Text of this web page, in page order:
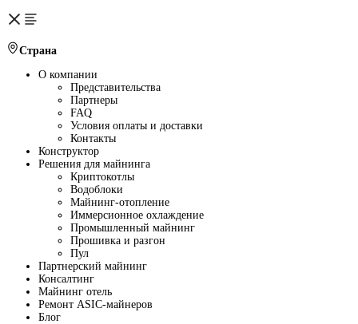
Страна
О компании
Представительства
Партнеры
FAQ
Условия оплаты и доставки
Контакты
Конструктор
Решения для майнинга
Криптокотлы
Водоблоки
Майнинг-отопление
Иммерсионное охлаждение
Промышленный майнинг
Прошивка и разгон
Пул
Партнерский майнинг
Консалтинг
Майнинг отель
Ремонт ASIC-майнеров
Блог